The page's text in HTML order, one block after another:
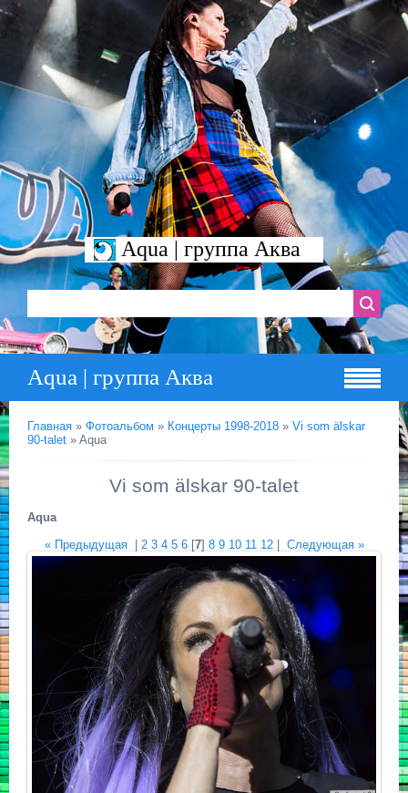
Aqua | группа Аква
Aqua | группа Аква
Главная » Фотоальбом » Концерты 1998-2018 » Vi som älskar
90-talet » Aqua
Vi som älskar 90-talet
Aqua
« Предыдущая| 2 3 4 5 6[7] 8 9 10 11 12| Следующая »